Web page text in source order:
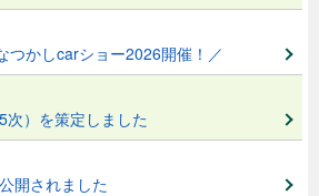
つかしcarショー2026開催！／
次）を策定しました
開されました